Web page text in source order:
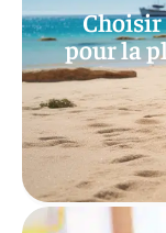
pour la